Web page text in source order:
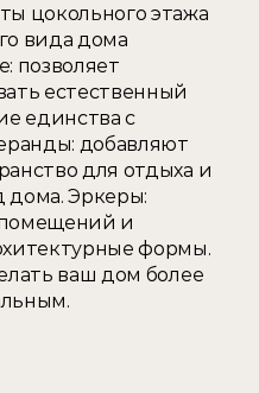
цокольного этажа
вида дома
позволяет
естественный
единства с
добавляют
для отдыха и
Эркеры:
и
формы.
ваш дом более